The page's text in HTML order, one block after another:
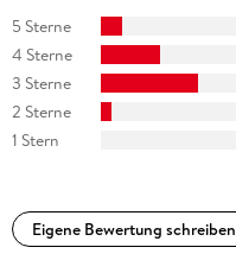
5 Sterne
4 Sterne
3 Sterne
2 Sterne
1 Stern
Eigene Bewertung schreiben